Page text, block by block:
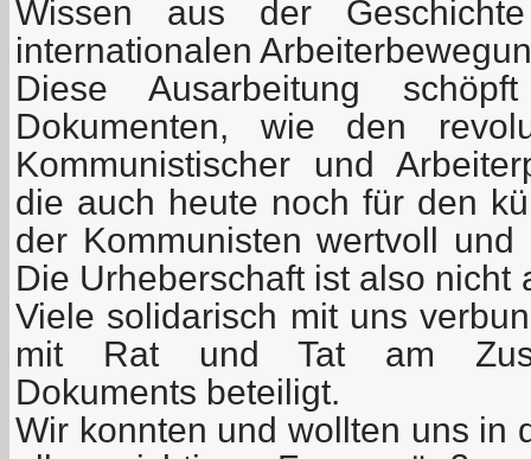
Wissen aus der
internationalen
Diese Ausarbeitung
Dokumenten, wie den
Kommunistischer und
die auch heute noch für den
der Kommunisten wertvoll
Die Urheberschaft ist also nicht
Viele solidarisch mit uns
mit Rat und Tat am
Dokuments beteiligt.
Wir konnten und wollten uns in